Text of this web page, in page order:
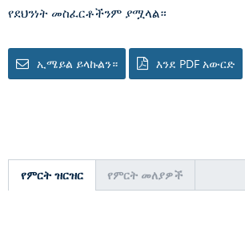
የደህንነት መስፈርቶችንም ያሟላል።
ኢሜይል ይላኩልን። እንደ PDF አውርድ
የምርት ዝርዝር የምርት መለያዎች